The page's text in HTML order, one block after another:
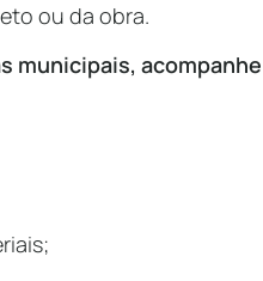
ou da obra.
municipais, acompanhe